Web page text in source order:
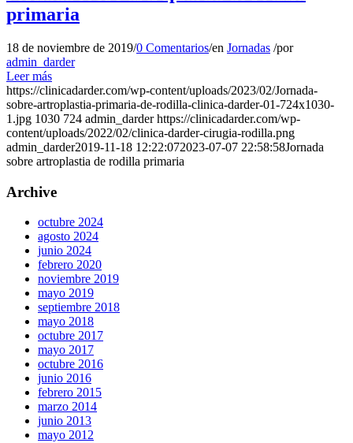
primaria
18 de noviembre de 2019/0 Comentarios/en Jornadas /por
admin_darder
Leer más
https://clinicadarder.com/wp-content/uploads/2023/02/Jornada-
sobre-artroplastia-primaria-de-rodilla-clinica-darder-01-724x1030-
1.jpg 1030 724 admin_darder https://clinicadarder.com/wp-
content/uploads/2022/02/clinica-darder-cirugia-rodilla.png
admin_darder2019-11-18 12:22:072023-07-07 22:58:58Jornada
sobre artroplastia de rodilla primaria
Archive
octubre 2024
agosto 2024
junio 2024
febrero 2020
noviembre 2019
mayo 2019
septiembre 2018
mayo 2018
octubre 2017
mayo 2017
octubre 2016
junio 2016
febrero 2015
marzo 2014
junio 2013
mayo 2012